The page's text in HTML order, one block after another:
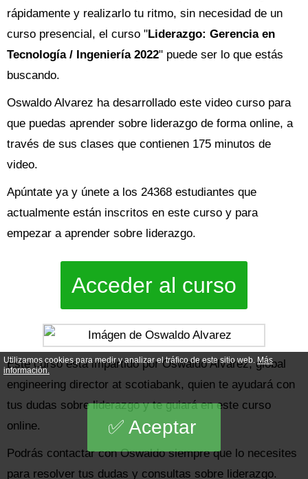
rápidamente y realizarlo tu ritmo, sin necesidad de un
curso presencial, el curso "Liderazgo: Gerencia en
Tecnología / Ingeniería 2022" puede ser lo que estás
buscando.
Oswaldo Alvarez ha desarrollado este video curso para
que puedas aprender sobre liderazgo de forma online, a
través de sus clases que contienen 175 minutos de
video.
Apúntate ya y únete a los 24368 estudiantes que
actualmente están inscritos en este curso y para
empezar a aprender sobre liderazgo.
Acceder al curso
Este curso está impartido por Oswaldo Alvarez, global
engineering director at scotiabank, quien te ayudará con
tus dudas sobre liderazgo y te guiará en este curso
online.
Podrás contactar con Oswaldo siempre que lo necesites
para resolver tus dudas y consultas sobre liderazgo.
Utilizamos cookies para medir y analizar el tráfico de este sitio web.Más
información.
Aceptar